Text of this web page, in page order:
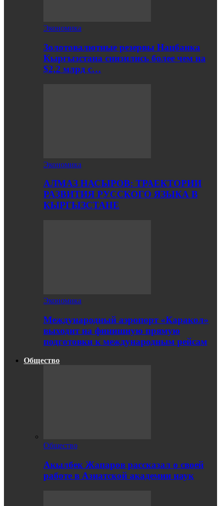
Экономика
Золотовалютные резервы Нацбанка
Кыргызстана снизились более чем на
$2,2 млрд с…
Экономика
АЛМАЗ НАСЫРОВ: ТРАЕКТОРИИ
РАЗВИТИЯ РУССКОГО ЯЗЫКА В
КЫРГЫЗСТАНЕ
Экономика
Международный аэропорт «Каракол»
выходит на финишную прямую
подготовки к международным рейсам
Общество
Общество
Акылбек Жапаров рассказал о своей
работе в Азиатской академии наук